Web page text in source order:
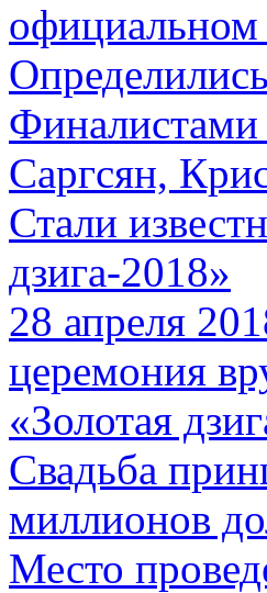
официальном
Финалистами
Саргсян,
Стали
дзига-2018»
28 апреля
церемония
«Золотая
Свадьба
миллионов
Место